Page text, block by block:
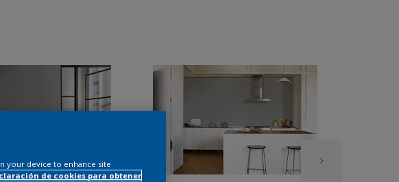
your device to enhance site
de cookies para obtener